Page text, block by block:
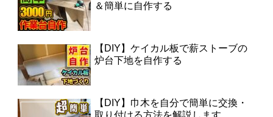
＆簡単に自作する
【DIY】ケイカル板で薪ストーブの
炉台下地を自作する
【DIY】巾木を自分で簡単に交換・